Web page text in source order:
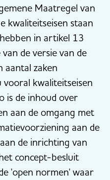
Maatregel van
kwaliteitseisen staan
in artikel 13
de versie van de
aantal zaken
kwaliteitseisen
is de inhoud over
aan de omgang met
aan de
de inrichting van
concept-besluit
'open normen' waar